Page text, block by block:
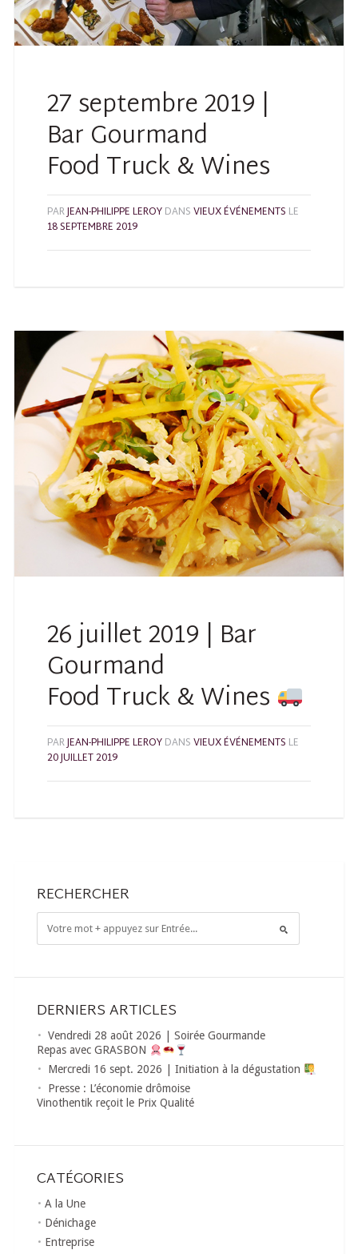
27 septembre 2019 |
Bar Gourmand
Food Truck & Wines
PARJEAN-PHILIPPE LEROYDANSVIEUX ÉVÉNEMENTS LE
18 SEPTEMBRE 2019
26 juillet 2019 | Bar
Gourmand
Food Truck & Wines
PARJEAN-PHILIPPE LEROYDANSVIEUX ÉVÉNEMENTS LE
20 JUILLET 2019
RECHERCHER
DERNIERS ARTICLES
Vendredi 28 août 2026 | Soirée Gourmande
Repas avec GRASBON
Mercredi 16 sept. 2026 | Initiation à la dégustation
Presse : L’économie drômoise
Vinothentik reçoit le Prix Qualité
CATÉGORIES
A la Une
Dénichage
Entreprise